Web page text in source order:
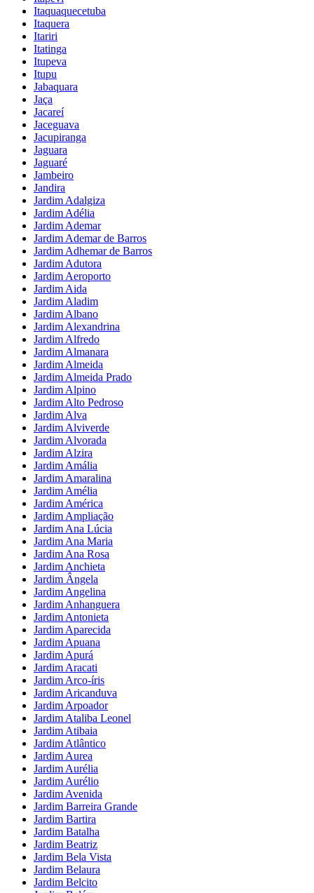
Itaquaquecetuba
Itaquera
Itariri
Itatinga
Itupeva
Itupu
Jabaquara
Jaça
Jacareí
Jaceguava
Jacupiranga
Jaguara
Jaguaré
Jambeiro
Jandira
Jardim Adalgiza
Jardim Adélia
Jardim Ademar
Jardim Ademar de Barros
Jardim Adhemar de Barros
Jardim Adutora
Jardim Aeroporto
Jardim Aida
Jardim Aladim
Jardim Albano
Jardim Alexandrina
Jardim Alfredo
Jardim Almanara
Jardim Almeida
Jardim Almeida Prado
Jardim Alpino
Jardim Alto Pedroso
Jardim Alva
Jardim Alviverde
Jardim Alvorada
Jardim Alzira
Jardim Amália
Jardim Amaralina
Jardim Amélia
Jardim América
Jardim Ampliação
Jardim Ana Lúcia
Jardim Ana Maria
Jardim Ana Rosa
Jardim Anchieta
Jardim Ângela
Jardim Angelina
Jardim Anhanguera
Jardim Antonieta
Jardim Aparecida
Jardim Apuana
Jardim Apurá
Jardim Aracati
Jardim Arco-íris
Jardim Aricanduva
Jardim Arpoador
Jardim Ataliba Leonel
Jardim Atibaia
Jardim Atlântico
Jardim Aurea
Jardim Aurélia
Jardim Aurélio
Jardim Avenida
Jardim Barreira Grande
Jardim Bartira
Jardim Batalha
Jardim Beatriz
Jardim Bela Vista
Jardim Belaura
Jardim Belcito